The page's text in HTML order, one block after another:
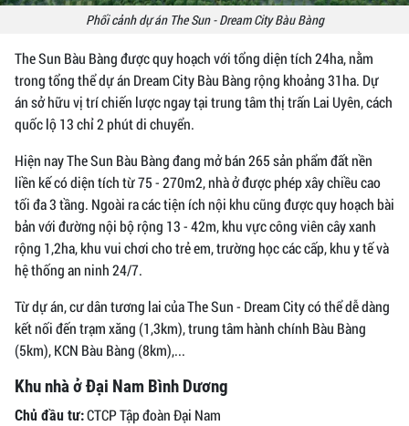
Phối cảnh dự án The Sun - Dream City Bàu Bàng
The Sun Bàu Bàng được quy hoạch với tổng diện tích 24ha, nằm
trong tổng thể dự án Dream City Bàu Bàng rộng khoảng 31ha. Dự
án sở hữu vị trí chiến lược ngay tại trung tâm thị trấn Lai Uyên, cách
quốc lộ 13 chỉ 2 phút di chuyển.
Hiện nay The Sun Bàu Bàng đang mở bán 265 sản phẩm đất nền
liền kế có diện tích từ 75 - 270m2, nhà ở được phép xây chiều cao
tối đa 3 tầng. Ngoài ra các tiện ích nội khu cũng được quy hoạch bài
bản với đường nội bộ rộng 13 - 42m, khu vực công viên cây xanh
rộng 1,2ha, khu vui chơi cho trẻ em, trường học các cấp, khu y tế và
hệ thống an ninh 24/7.
Từ dự án, cư dân tương lai của The Sun - Dream City có thể dễ dàng
kết nối đến trạm xăng (1,3km), trung tâm hành chính Bàu Bàng
(5km), KCN Bàu Bàng (8km),...
Khu nhà ở Đại Nam Bình Dương
Chủ đầu tư:CTCP Tập đoàn Đại Nam